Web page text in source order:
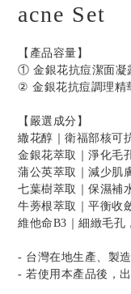
acne Set
【產品容量】
① 金銀花抗痘潔面凝
② 金銀花抗痘調理精
【嚴選成分】
繖花醇｜衛福部核可
金銀花萃取｜淨化毛
蒲公英萃取｜減少肌
七葉樹萃取｜保濕補
牛蒡根萃取｜平衡收
維他命B3｜細緻毛孔
- 台灣在地生產、製造
- 若使用本產品後，